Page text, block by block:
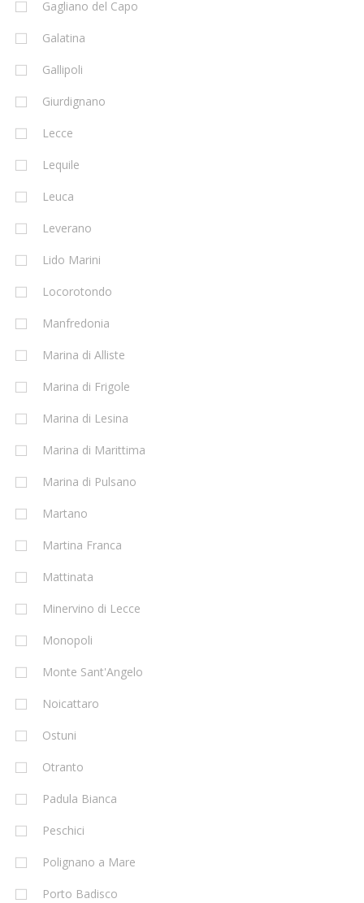
Gagliano del Capo
Galatina
Gallipoli
Giurdignano
Lecce
Lequile
Leuca
Leverano
Lido Marini
Locorotondo
Manfredonia
Marina di Alliste
Marina di Frigole
Marina di Lesina
Marina di Marittima
Marina di Pulsano
Martano
Martina Franca
Mattinata
Minervino di Lecce
Monopoli
Monte Sant'Angelo
Noicattaro
Ostuni
Otranto
Padula Bianca
Peschici
Polignano a Mare
Porto Badisco